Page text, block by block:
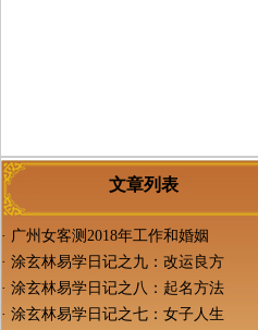
文章列表
· 广州女客测2018年工作和婚姻
· 涂玄林易学日记之九：改运良方
· 涂玄林易学日记之八：起名方法
· 涂玄林易学日记之七：女子人生